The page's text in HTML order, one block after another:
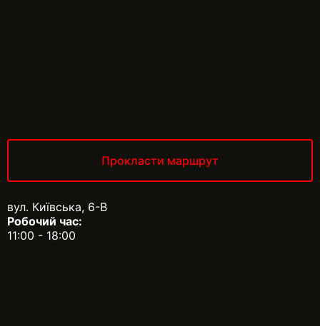
Прокласти маршрут
вул. Київська, 6-В
Робочий час:
11:00 - 18:00